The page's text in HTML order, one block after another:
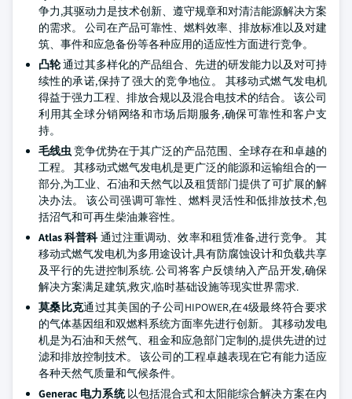
争力,其驱动力是技术创新、遵守规章和对清洁能源解决方案
的需求。 公司在产品可靠性、燃料效率、排放标准以及对建
筑、事件和应急备份等各种应用的适应性方面进行竞争。
凸轮通过其多样化的产品组合、先进的研发能力以及对可持
续性的承诺,保持了强大的竞争地位。 其移动式燃气发电机
得益于强力工程、排放合规以及混合电技术的结合。 该公司
利用其全球分销网络和市场后期服务,确保可靠性和客户支
持。
毛线虫竞争优势在于其广泛的产品范围、全球存在和卓越的
工程。 其移动式燃气发电机是更广泛的能源和运输组合的一
部分,为工业、石油和天然气以及租赁部门提供了可扩展的解
决办法。 该公司强调可靠性、燃料灵活性和低排放技术,包
括沼气和可再生柴油兼容性。
Atlas 科普科通过注重调动、效率和租赁准备,进行竞争。 其
移动式燃气发电机为多用途设计,具有防腐蚀设计和负载共享
及平行的先进控制系统. 公司将客户反馈纳入产品开发,确保
解决方案满足建筑,救灾,临时基础设施等现实世界需求.
莫桑比克通过其美国的子公司HIPOWER,在4级最终符合要求
的气体基因组和双燃料系统方面率先进行创新。 其移动发电
机是为石油和天然气、租金和应急部门定制的,提供先进的过
滤和排放控制技术。 该公司的工程卓越表现在它有能力适应
各种天然气质量和气候条件。
Generac 电力系统以包括混合式和太阳能综合解决方案在内